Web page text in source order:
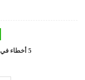
5 أخطاء في التنظيف تجذب الغبار إلى المنزل